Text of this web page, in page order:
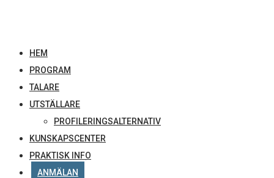
HEM
PROGRAM
TALARE
UTSTÄLLARE
PROFILERINGSALTERNATIV
KUNSKAPSCENTER
PRAKTISK INFO
ANMÄLAN